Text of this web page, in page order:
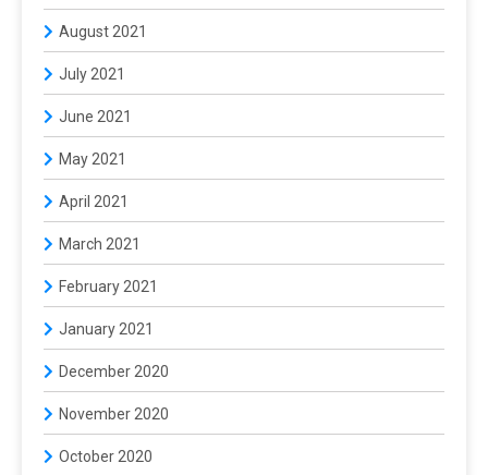
August 2021
July 2021
June 2021
May 2021
April 2021
March 2021
February 2021
January 2021
December 2020
November 2020
October 2020